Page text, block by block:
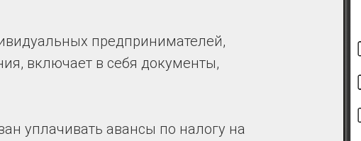
предпринимателей,
включает в себя документы,
уплачивать авансы по налогу на